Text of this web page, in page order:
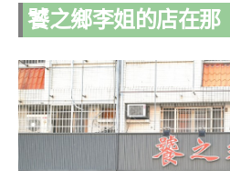
饕之鄉李姐的店在那